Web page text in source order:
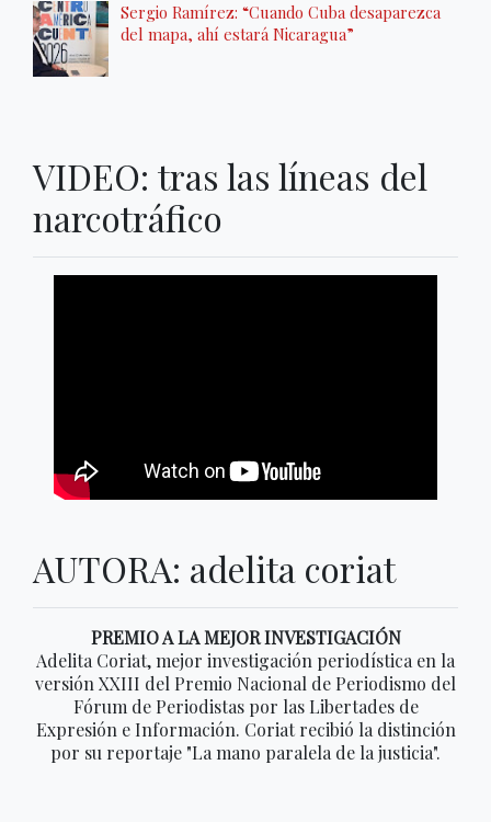
Sergio Ramírez: “Cuando Cuba desaparezca
del mapa, ahí estará Nicaragua”
VIDEO: tras las líneas del
narcotráfico
AUTORA: adelita coriat
PREMIO A LA MEJOR INVESTIGACIÓN
Adelita Coriat, mejor investigación periodística en la
versión XXIII del Premio Nacional de Periodismo del
Fórum de Periodistas por las Libertades de
Expresión e Información. Coriat recibió la distinción
por su reportaje "La mano paralela de la justicia".